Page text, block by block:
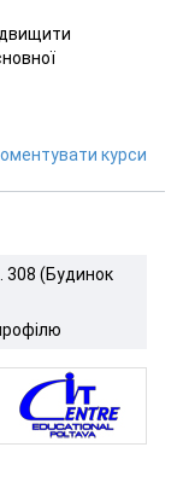
курси
308 (Будинок